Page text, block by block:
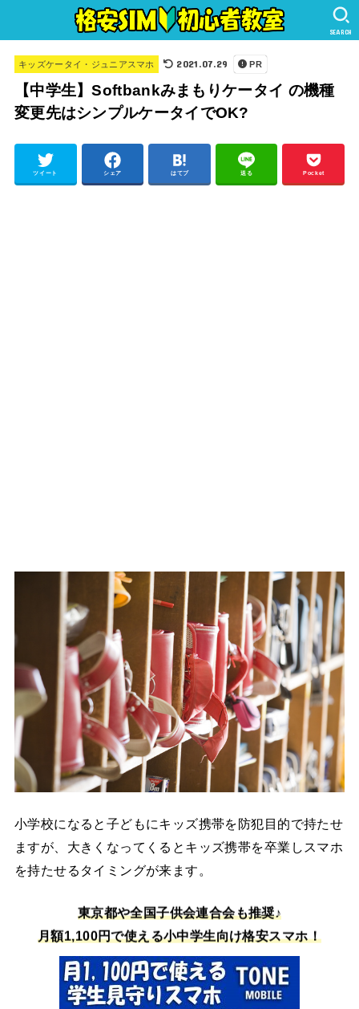
SEARCH
キッズケータイ・ジュニアスマホ 2021.07.29 PR
【中学生】Softbankみまもりケータイ の機種
変更先はシンプルケータイでOK?
ツイート シェア はてブ 送る Pocket
小学校になると子どもにキッズ携帯を防犯目的で持たせ
ますが、大きくなってくるとキッズ携帯を卒業しスマホ
を持たせるタイミングが来ます。
東京都や全国子供会連合会も推奨♪
月額1,100円で使える小中学生向け格安スマホ！